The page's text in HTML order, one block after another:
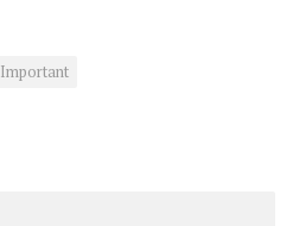
Important